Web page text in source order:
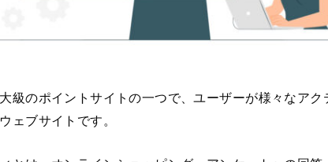
級のポイントサイトの一つで、ユーザーが様々なアク
ェブサイトです。